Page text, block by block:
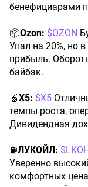
бенефициарами
📦Ozon: $OZON
Упал на 20%, но
прибыль.
байбэк.
🍏X5: $X5
темпы роста,
Дивидендная
⛽️ЛУКОЙЛ:
Уверенно
комфортных